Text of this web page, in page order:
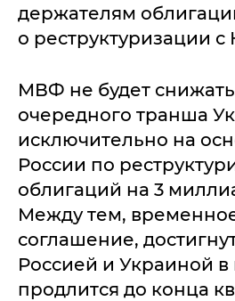
держателям
о реструктуризации с
МВФ не будет
очередного транша
исключительно на
России по
облигаций на 3
Между тем,
соглашение,
Россией и Украиной в
продлится до конца